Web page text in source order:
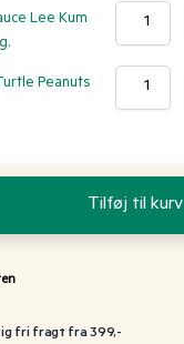
Lee Kum
Peanuts
Tilføj til kurv
fri fragt fra 399,-